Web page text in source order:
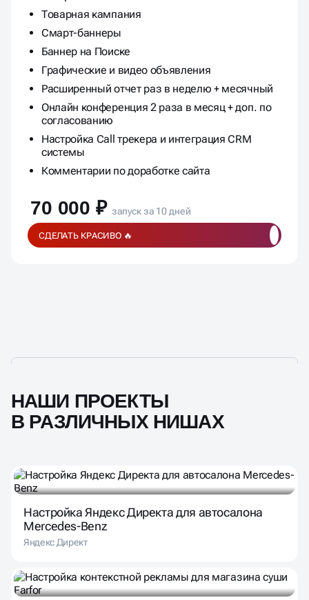
Смарт-баннеры
Баннер на Поиске
Графические и видео объявления
Расширенный отчет раз в неделю + месячный
Онлайн конференция 2 раза в месяц + доп. по
согласованию
Настройка Call трекера и интеграция CRM
Комментарии по доработке сайта
СДЕЛАТЬ КРАСИВО 🔥
В РАЗЛИЧНЫХ НИШАХ
Настройка Яндекс Директа для автосалона
Mercedes-Benz
Яндекс Директ
Настройка контекстной рекламы для магазина